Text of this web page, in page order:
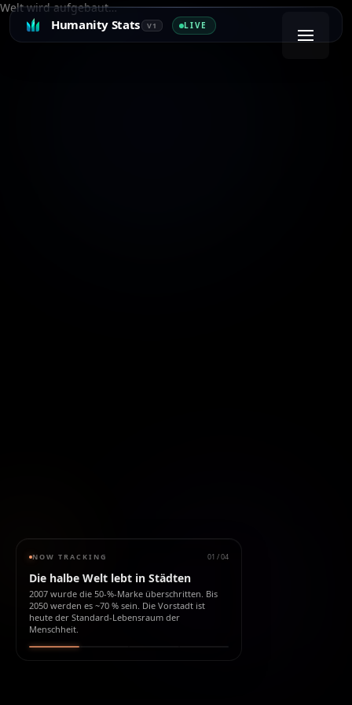
Humanity Stats V1 LIVE
Welt wird aufgebaut…
NOW TRACKING 01 /04
Die halbe Welt lebt in Städten
2007 wurde die 50-%-Marke überschritten. Bis
2050 werden es ~70 % sein. Die Vorstadt ist
heute der Standard-Lebensraum der
Menschheit.